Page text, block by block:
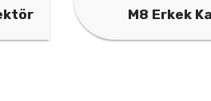
Konnektör 2